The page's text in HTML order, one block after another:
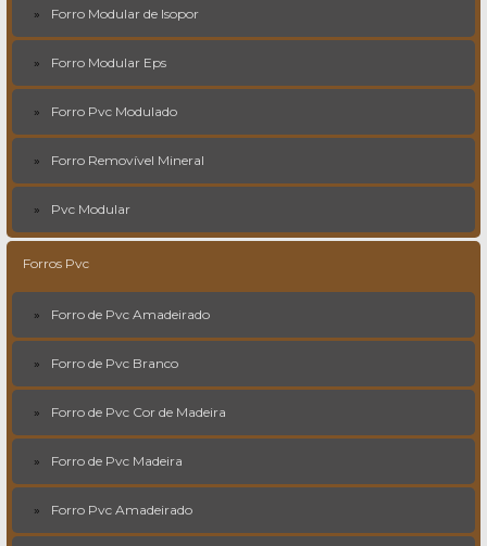
Forro Modular de Isopor
Forro Modular Eps
Forro Pvc Modulado
Forro Removível Mineral
Pvc Modular
Forros Pvc
Forro de Pvc Amadeirado
Forro de Pvc Branco
Forro de Pvc Cor de Madeira
Forro de Pvc Madeira
Forro Pvc Amadeirado